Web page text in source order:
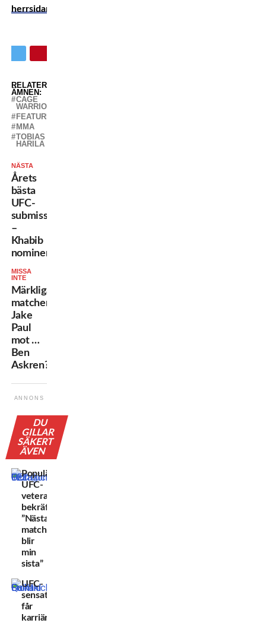
herrsidan
RELATERADE
ÄMNEN:
CAGE
WARRIORS
FEATURED
MMA
TOBIAS
HARILA
NÄSTA
Årets
bästa
UFC-
submissions
–
Khabib
nominerad!
MISSA
INTE
Märkliga
matchen:
Jake
Paul
mot …
Ben
Askren?
ANNONS
DU
GILLAR
SÄKERT
ÄVEN
Populära
UFC-
veteranen
bekräftar:
”Nästa
match
blir
min
sista”
UFC-
sensationen
får
karriärens